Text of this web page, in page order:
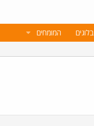
בלוגים המומחים